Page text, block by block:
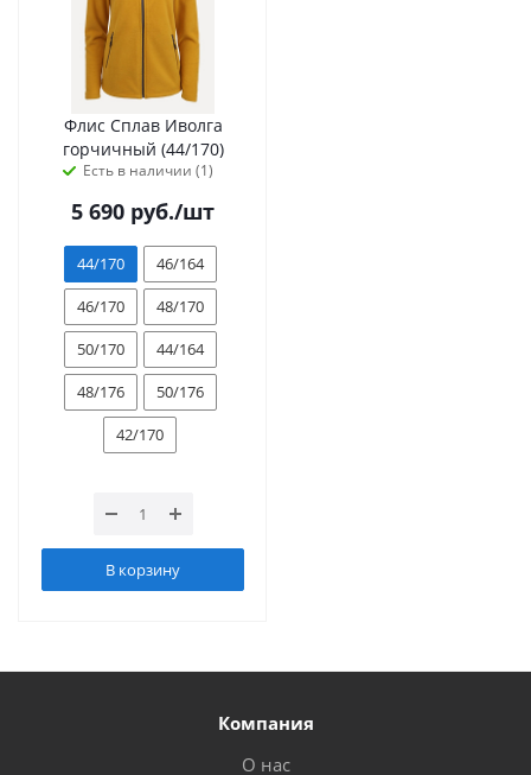
Флис Сплав Иволга
горчичный (44/170)
Есть в наличии (1)
5 690 руб./шт
44/170
46/164
46/170
48/170
50/170
44/164
48/176
50/176
42/170
В корзину
Компания
О нас